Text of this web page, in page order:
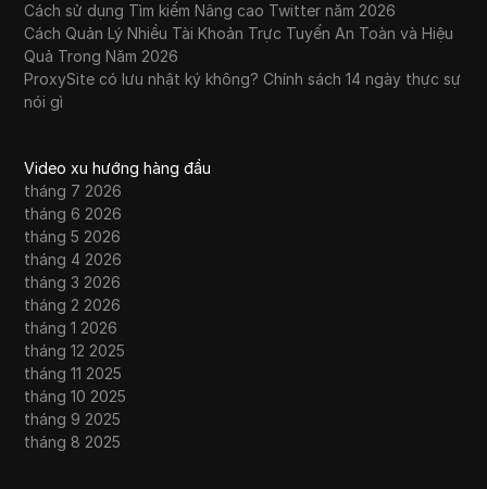
Cách sử dụng Tìm kiếm Nâng cao Twitter năm 2026
Cách Quản Lý Nhiều Tài Khoản Trực Tuyến An Toàn và Hiệu
Quả Trong Năm 2026
ProxySite có lưu nhật ký không? Chính sách 14 ngày thực sự
nói gì
Video xu hướng hàng đầu
tháng 7 2026
tháng 6 2026
tháng 5 2026
tháng 4 2026
tháng 3 2026
tháng 2 2026
tháng 1 2026
tháng 12 2025
tháng 11 2025
tháng 10 2025
tháng 9 2025
tháng 8 2025